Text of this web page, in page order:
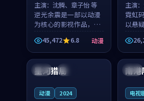
主演： 沈腾、章子怡 等
逆光余震是一部以动漫
为核心的影视作品，围
绕危机、反转与人物成
长展开，整体节奏紧
凑，值得推荐观看。
45,472 6.8 动漫
主演：
霓虹
以悬
品，
人物
奏紧
看。
泰国 热播
星河猎局
动漫 2024
日本
南港
电视